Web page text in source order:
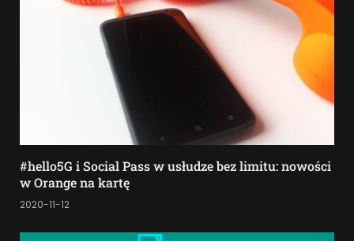
#hello5G i Social Pass w usłudze bez limitu: nowości
w Orange na kartę
2020-11-12